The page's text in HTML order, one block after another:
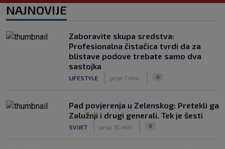
Neočekivani problemi za Dinamo:
Rijeka u Finsku nosi minimalnu
prednost, bivši vratar Dinama spriječio
veću razliku
SK prije 2 h
NAJNOVIJE
Zaboravite skupa sredstva:
Profesionalna čistačica tvrdi da za
blistave podove trebate samo dva
sastojka
LIFESTYLE prije 7 min. 0
Pad povjerenja u Zelenskog: Pretekli ga
Zalužnji i drugi generali. Tek je šesti
SVIJET prije 15 min. 0